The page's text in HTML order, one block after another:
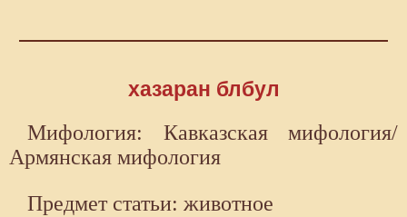
хазаран блбул
Мифология: Кавказская мифология/
Армянская мифология
Предмет статьи: животное